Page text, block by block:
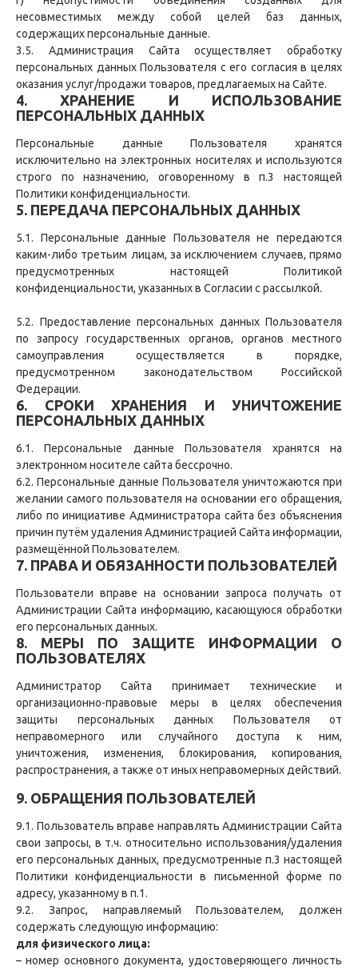
несовместимых между собой целей баз данных,
содержащих персональные данные.
3.5. Администрация Сайта осуществляет обработку
персональных данных Пользователя с его согласия в целях
оказания услуг/продажи товаров, предлагаемых на Сайте.
4. ХРАНЕНИЕ И ИСПОЛЬЗОВАНИЕ
ПЕРСОНАЛЬНЫХ ДАННЫХ
Персональные данные Пользователя хранятся
исключительно на электронных носителях и используются
строго по назначению, оговоренному в п.3 настоящей
Политики конфиденциальности.
5. ПЕРЕДАЧА ПЕРСОНАЛЬНЫХ ДАННЫХ
5.1. Персональные данные Пользователя не передаются
каким-либо третьим лицам, за исключением случаев, прямо
предусмотренных настоящей Политикой
конфиденциальности, указанных в Согласии с рассылкой.
5.2. Предоставление персональных данных Пользователя
по запросу государственных органов, органов местного
самоуправления осуществляется в порядке,
предусмотренном законодательством Российской
Федерации.
6. СРОКИ ХРАНЕНИЯ И УНИЧТОЖЕНИЕ
ПЕРСОНАЛЬНЫХ ДАННЫХ
6.1. Персональные данные Пользователя хранятся на
электронном носителе сайта бессрочно.
6.2. Персональные данные Пользователя уничтожаются при
желании самого пользователя на основании его обращения,
либо по инициативе Администратора сайта без объяснения
причин путём удаления Администрацией Сайта информации,
размещённой Пользователем.
7. ПРАВА И ОБЯЗАННОСТИ ПОЛЬЗОВАТЕЛЕЙ
Пользователи вправе на основании запроса получать от
Администрации Сайта информацию, касающуюся обработки
его персональных данных.
8. МЕРЫ ПО ЗАЩИТЕ ИНФОРМАЦИИ О
ПОЛЬЗОВАТЕЛЯХ
Администратор Сайта принимает технические и
организационно-правовые меры в целях обеспечения
защиты персональных данных Пользователя от
неправомерного или случайного доступа к ним,
уничтожения, изменения, блокирования, копирования,
распространения, а также от иных неправомерных действий.
9. ОБРАЩЕНИЯ ПОЛЬЗОВАТЕЛЕЙ
9.1. Пользователь вправе направлять Администрации Сайта
свои запросы, в т.ч. относительно использования/удаления
его персональных данных, предусмотренные п.3 настоящей
Политики конфиденциальности в письменной форме по
адресу, указанному в п.1.
9.2. Запрос, направляемый Пользователем, должен
содержать следующую информацию:
для физического лица:
– номер основного документа, удостоверяющего личность